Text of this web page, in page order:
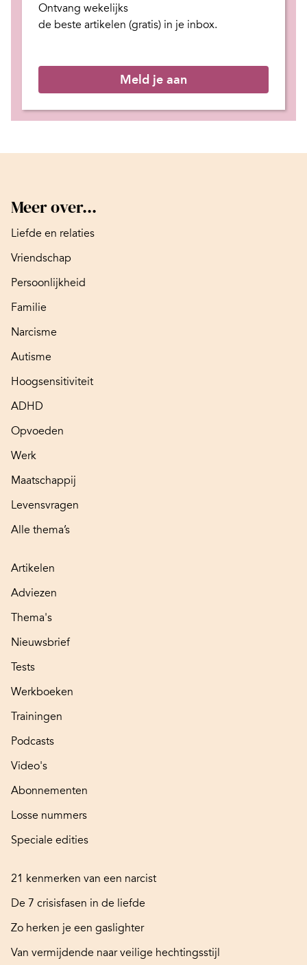
Ontvang wekelijks
de beste artikelen (gratis) in je inbox.
Meld je aan
Meer over...
Liefde en relaties
Vriendschap
Persoonlijkheid
Familie
Narcisme
Autisme
Hoogsensitiviteit
ADHD
Opvoeden
Werk
Maatschappij
Levensvragen
Alle thema’s
Artikelen
Adviezen
Thema's
Nieuwsbrief
Tests
Werkboeken
Trainingen
Podcasts
Video's
Abonnementen
Losse nummers
Speciale edities
21 kenmerken van een narcist
De 7 crisisfasen in de liefde
Zo herken je een gaslighter
Van vermijdende naar veilige hechtingsstijl